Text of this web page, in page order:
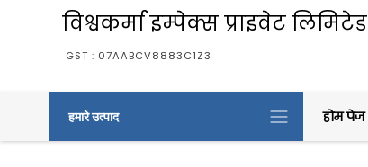
विश्वकर्मा इम्पेक्स प्राइवेट
GST : 07AABCV8883C1Z3
हमारे उत्पाद होम पेज